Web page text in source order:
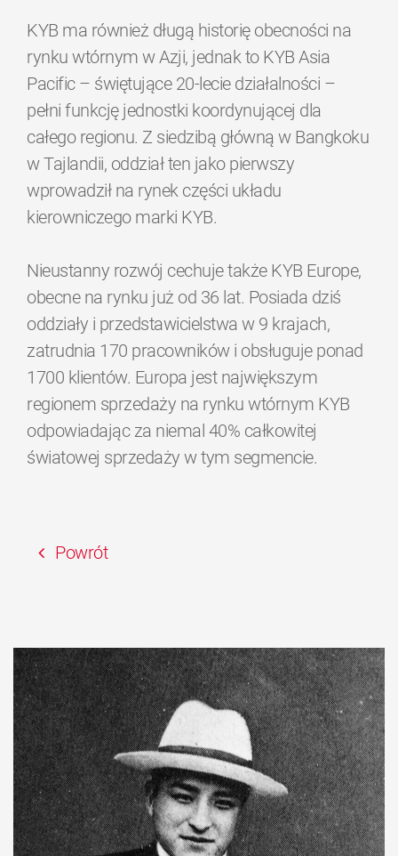
KYB ma również długą historię obecności na
rynku wtórnym w Azji, jednak to KYB Asia
Pacific – świętujące 20-lecie działalności –
pełni funkcję jednostki koordynującej dla
całego regionu. Z siedzibą główną w Bangkoku
w Tajlandii, oddział ten jako pierwszy
wprowadził na rynek części układu
kierowniczego marki KYB.
Nieustanny rozwój cechuje także KYB Europe,
obecne na rynku już od 36 lat. Posiada dziś
oddziały i przedstawicielstwa w 9 krajach,
zatrudnia 170 pracowników i obsługuje ponad
1700 klientów. Europa jest największym
regionem sprzedaży na rynku wtórnym KYB
odpowiadając za niemal 40% całkowitej
światowej sprzedaży w tym segmencie.
Powrót